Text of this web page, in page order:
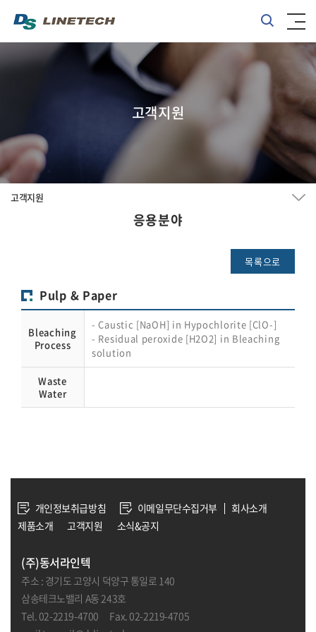
고객지원
고객지원
응용분야
목록으로
Pulp & Paper
Bleaching
Process
- Caustic [NaOH] in Hypochlorite [ClO-]
- Residual peroxide [H2O2] in Bleaching
solution
Waste
Water
개인정보취급방침 이메일무단수집거부
회사소개
제품소개
고객지원 소식&공지
(주)동서라인텍
주소 : 경기도 고양시 덕양구 통일로 140
삼송테크노밸리 A동 243호
Tel. 02-2219-4700 Fax. 02-2219-4705